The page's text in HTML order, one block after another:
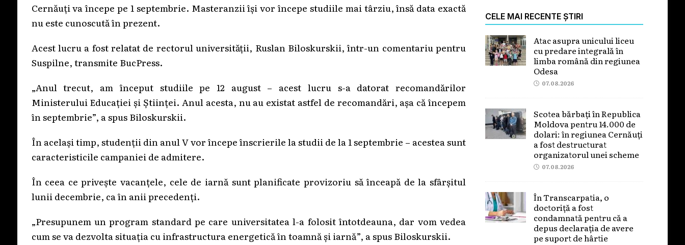
Cernăuți va începe pe 1 septembrie. Masteranzii își vor începe studiile mai târziu, însă data exactă
nu este cunoscută în prezent.
Acest lucru a fost relatat de rectorul universității, Ruslan Biloskurskii, într-un comentariu pentru
Suspilne, transmite BucPress.
„Anul trecut, am început studiile pe 12 august – acest lucru s-a datorat recomandărilor
Ministerului Educației și Științei. Anul acesta, nu au existat astfel de recomandări, așa că începem
în septembrie”, a spus Biloskurskii.
În același timp, studenții din anul V vor începe înscrierile la studii de la 1 septembrie – acestea sunt
caracteristicile campaniei de admitere.
În ceea ce privește vacanțele, cele de iarnă sunt planificate provizoriu să înceapă de la sfârșitul
lunii decembrie, ca în anii precedenți.
„Presupunem un program standard pe care universitatea l-a folosit întotdeauna, dar vom vedea
cum se va dezvolta situația cu infrastructura energetică în toamnă și iarnă”, a spus Biloskurskii.
CELE MAI RECENTE ȘTIRI
Atac asupra unicului liceu
cu predare integrală în
limba română din regiunea
Odesa
07.08.2026
Scotea bărbați în Republica
Moldova pentru 14.000 de
dolari: în regiunea Cernăuți
a fost destructurat
organizatorul unei scheme
07.08.2026
În Transcarpatia, o
doctoriță a fost
condamnată pentru că a
depus declarația de avere
pe suport de hârtie